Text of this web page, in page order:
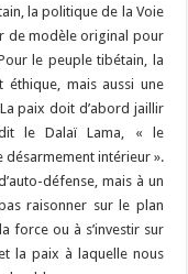
la politique de la Voie
de modèle original pour
le peuple tibétain, la
mais aussi une
paix doit d’abord jaillir
le Dalaï Lama, « le
désarmement intérieur ».
défense, mais à un
raisonner sur le plan
force ou à s’investir sur
la paix à laquelle nous